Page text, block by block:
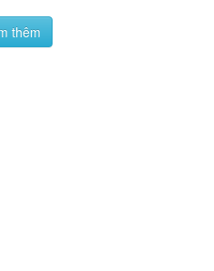
quán mua món mới Milo Đá
béo ngậy, đậm đặc milo,
rẻ và chất lượng nữa.